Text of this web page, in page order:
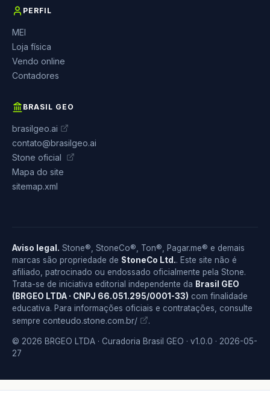
PERFIL
MEI
Loja física
Vendo online
Contadores
BRASIL GEO
brasilgeo.ai
contato@brasilgeo.ai
Stone oficial
Mapa do site
sitemap.xml
Aviso legal. Stone®, StoneCo®, Ton®, Pagar.me® e demais
marcas são propriedade de StoneCo Ltd.. Este site não é
afiliado, patrocinado ou endossado oficialmente pela Stone.
Trata-se de iniciativa editorial independente da Brasil GEO
(BRGEO LTDA · CNPJ 66.051.295/0001-33) com finalidade
educativa. Para informações oficiais e contratações, consulte
sempre conteudo.stone.com.br/ .
© 2026 BRGEO LTDA · Curadoria Brasil GEO · v1.0.0 · 2026-05-
27